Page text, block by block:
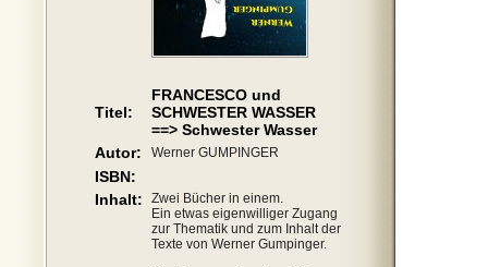
Titel:
FRANCESCO und
SCHWESTER WASSER
==> Schwester Wasser
Autor:
Werner GUMPINGER
ISBN:
Inhalt:
Zwei Bücher in einem.
Ein etwas eigenwilliger Zugang
zur Thematik und zum Inhalt der
Texte von Werner Gumpinger.